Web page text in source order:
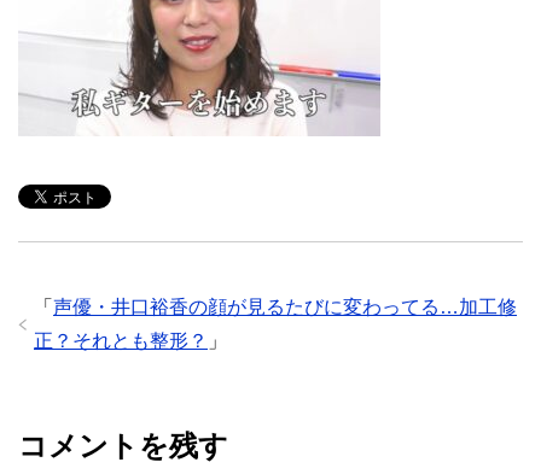
「 声優・井口裕香の顔が見るたびに変わってる…加工修
正？それとも整形？ 」
コメントを残す